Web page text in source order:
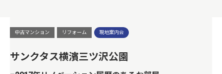
中古マンション リフォーム 現地案内会
サンクタス横濱三ツ沢公園